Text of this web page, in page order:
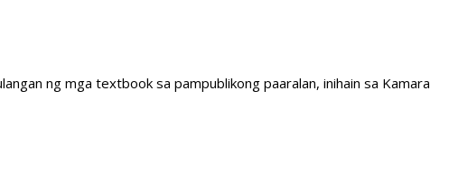
ng mga textbook sa pampublikong paaralan, inihain sa Kamara